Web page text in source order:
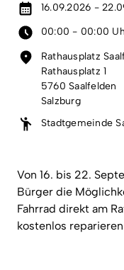
16.09.2026 -
00:00 - 00:00
Rathausplatz
Rathausplatz 1
5760 Saalfelden
Salzburg
Stadtgemeinde
Von 16. bis 22.
Bürger die
Fahrrad direkt am
kostenlos